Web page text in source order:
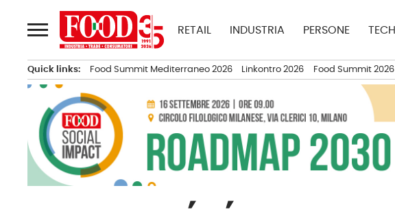
al
contenuto
RETAIL INDUSTRIA PERSONE TECH
Quick links: Food Summit Mediterraneo 2026 Linkontro 2026 Food Summit 2026